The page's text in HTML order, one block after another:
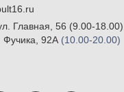
Фучика, 92А (10.00-20.00)
Главная, 56 (9.00-18.00)